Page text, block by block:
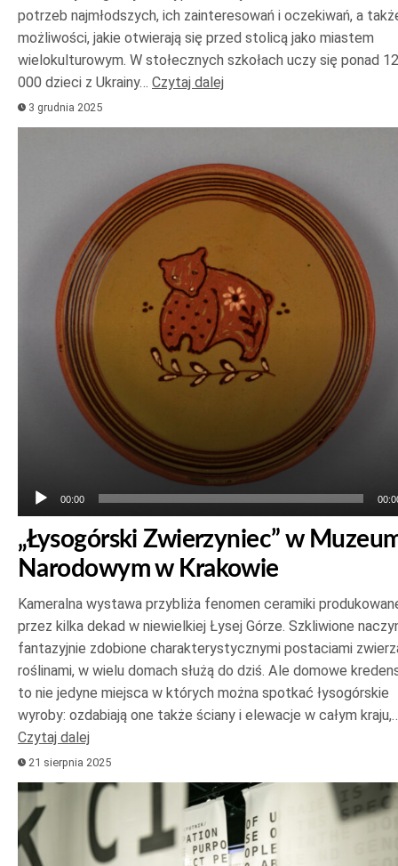
potrzeb najmłodszych, ich zainteresowań i oczekiwań, a
możliwości, jakie otwierają się przed stolicą jako miastem
wielokulturowym. W stołecznych szkołach uczy się ponad 12
000 dzieci z Ukrainy… Czytaj dalej
3 grudnia 2025
00:00
„Łysogórski Zwierzyniec” w
Narodowym w Krakowie
Kameralna wystawa przybliża fenomen ceramiki
przez kilka dekad w niewielkiej Łysej Górze. Szkliwione
fantazyjnie zdobione charakterystycznymi postaciami
roślinami, w wielu domach służą do dziś. Ale domowe
to nie jedyne miejsca w których można spotkać łysogórskie
wyroby: ozdabiają one także ściany i elewacje w całym
Czytaj dalej
21 sierpnia 2025
Odtwarzacz
plików
dźwiękowych